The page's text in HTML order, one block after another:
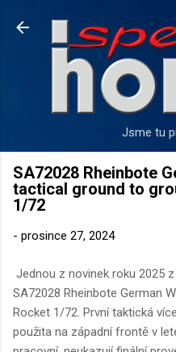
Přeskočit
Jsme tu
SA72028 Rheinbote
tactical ground to
1/72
- prosince 27, 2024
Jednou z novinek roku 2025
SA72028 Rheinbote German
Rocket 1/72. První taktická
použita na západní frontě v